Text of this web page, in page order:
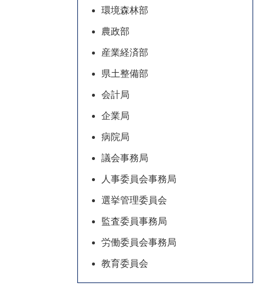
環境森林部
農政部
産業経済部
県土整備部
会計局
企業局
病院局
議会事務局
人事委員会事務局
選挙管理委員会
監査委員事務局
労働委員会事務局
教育委員会